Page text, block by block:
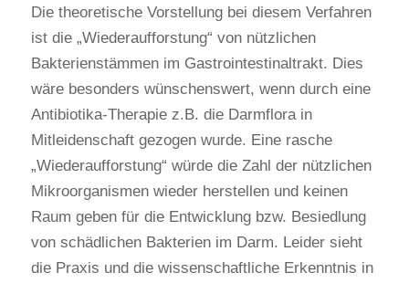
Die theoretische Vorstellung bei diesem Verfahren
ist die „Wiederaufforstung“ von nützlichen
Bakterienstämmen im Gastrointestinaltrakt. Dies
wäre besonders wünschenswert, wenn durch eine
Antibiotika-Therapie z.B. die Darmflora in
Mitleidenschaft gezogen wurde. Eine rasche
„Wiederaufforstung“ würde die Zahl der nützlichen
Mikroorganismen wieder herstellen und keinen
Raum geben für die Entwicklung bzw. Besiedlung
von schädlichen Bakterien im Darm. Leider sieht
die Praxis und die wissenschaftliche Erkenntnis in